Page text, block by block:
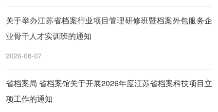
关于举办江苏省档案行业项目管理研修班暨档案外包服务企
业骨干人才实训班的通知
2026-08-07
省档案局 省档案馆关于开展2026年度江苏省档案科技项目立
项工作的通知